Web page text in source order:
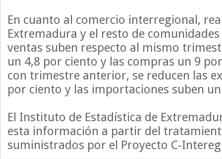
En cuanto al comercio interregional,
Extremadura y el resto de
ventas suben respecto al mismo
un 4,8 por ciento y las compras un 9
con trimestre anterior, se reducen las
por ciento y las importaciones suben
El Instituto de Estadística de
esta información a partir del
suministrados por el Proyecto C-